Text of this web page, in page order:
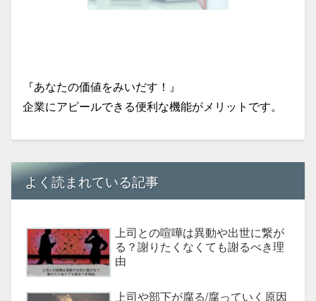
『あなたの価値をみいだす！』
企業にアピールできる便利な機能がメリットです。
よく読まれている記事
上司との喧嘩は異動や出世に繋が
る？謝りたくなくても謝るべき理
由
上司や部下が腐る/腐っていく原因